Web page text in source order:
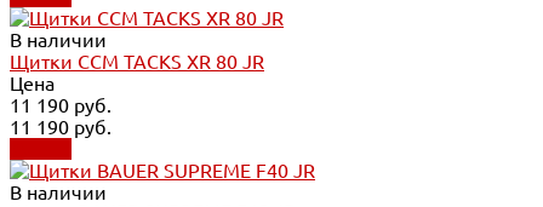
В наличии
Щитки CCM TACKS XR 80 JR
Цена
11 190 руб.
11 190 руб.
В наличии